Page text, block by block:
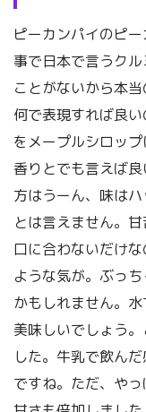
ピーカンパイのピ
事で日本で言うク
ことがないから本
何で表現すれば良
をメープルシロッ
香りとでも言えば
方はうーん、味は
とは言えません。
口に合わないだけ
ような気が。ぶっ
かもしれません。
美味しいでしょう
した。牛乳で飲ん
ですね。ただ、やっ